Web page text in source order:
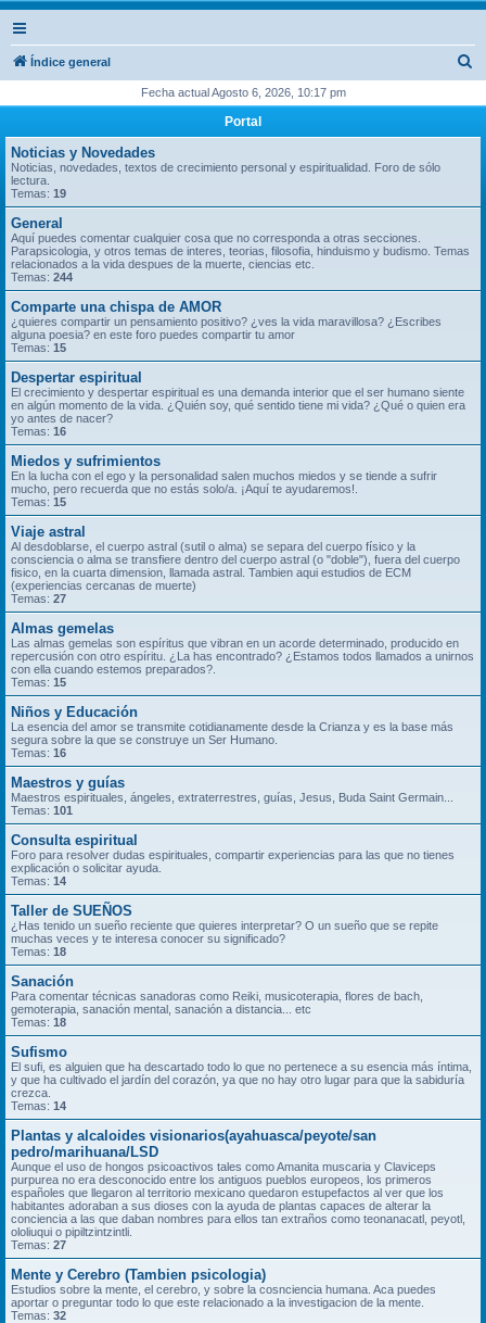
Índice general
c
Fecha actual Agosto 6, 2026, 10:17 pm
Portal
Noticias y Novedades
Noticias, novedades, textos de crecimiento personal y espiritualidad. Foro de sólo
lectura.
Temas: 19
General
Aquí puedes comentar cualquier cosa que no corresponda a otras secciones.
Parapsicologia, y otros temas de interes, teorias, filosofia, hinduismo y budismo. Temas
relacionados a la vida despues de la muerte, ciencias etc.
Temas: 244
Comparte una chispa de AMOR
¿quieres compartir un pensamiento positivo? ¿ves la vida maravillosa? ¿Escribes
alguna poesia? en este foro puedes compartir tu amor
Temas: 15
Despertar espiritual
El crecimiento y despertar espiritual es una demanda interior que el ser humano siente
en algún momento de la vida. ¿Quién soy, qué sentido tiene mi vida? ¿Qué o quien era
yo antes de nacer?
Temas: 16
Miedos y sufrimientos
En la lucha con el ego y la personalidad salen muchos miedos y se tiende a sufrir
mucho, pero recuerda que no estás solo/a. ¡Aquí te ayudaremos!.
Temas: 15
Viaje astral
Al desdoblarse, el cuerpo astral (sutil o alma) se separa del cuerpo físico y la
consciencia o alma se transfiere dentro del cuerpo astral (o "doble"), fuera del cuerpo
fisico, en la cuarta dimension, llamada astral. Tambien aqui estudios de ECM
(experiencias cercanas de muerte)
Temas: 27
Almas gemelas
Las almas gemelas son espíritus que vibran en un acorde determinado, producido en
repercusión con otro espíritu. ¿La has encontrado? ¿Estamos todos llamados a unirnos
con ella cuando estemos preparados?.
Temas: 15
Niños y Educación
La esencia del amor se transmite cotidianamente desde la Crianza y es la base más
segura sobre la que se construye un Ser Humano.
Temas: 16
Maestros y guías
Maestros espirituales, ángeles, extraterrestres, guías, Jesus, Buda Saint Germain...
Temas: 101
Consulta espiritual
Foro para resolver dudas espirituales, compartir experiencias para las que no tienes
explicación o solicitar ayuda.
Temas: 14
Taller de SUEÑOS
¿Has tenido un sueño reciente que quieres interpretar? O un sueño que se repite
muchas veces y te interesa conocer su significado?
Temas: 18
Sanación
Para comentar técnicas sanadoras como Reiki, musicoterapia, flores de bach,
gemoterapia, sanación mental, sanación a distancia... etc
Temas: 18
Sufismo
El sufi, es alguien que ha descartado todo lo que no pertenece a su esencia más íntima,
y que ha cultivado el jardín del corazón, ya que no hay otro lugar para que la sabiduría
crezca.
Temas: 14
Plantas y alcaloides visionarios(ayahuasca/peyote/san
pedro/marihuana/LSD
Aunque el uso de hongos psicoactivos tales como Amanita muscaria y Claviceps
purpurea no era desconocido entre los antiguos pueblos europeos, los primeros
españoles que llegaron al territorio mexicano quedaron estupefactos al ver que los
habitantes adoraban a sus dioses con la ayuda de plantas capaces de alterar la
conciencia a las que daban nombres para ellos tan extraños como teonanacatl, peyotl,
ololiuqui o pipiltzintzintli.
Temas: 27
Mente y Cerebro (Tambien psicologia)
Estudios sobre la mente, el cerebro, y sobre la cosnciencia humana. Aca puedes
aportar o preguntar todo lo que este relacionado a la investigacion de la mente.
Temas: 32